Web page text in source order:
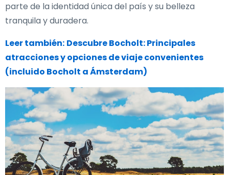
parte de la identidad única del país y su belleza
tranquila y duradera.
Leer también: Descubre Bocholt: Principales
atracciones y opciones de viaje convenientes
(incluido Bocholt a Ámsterdam)